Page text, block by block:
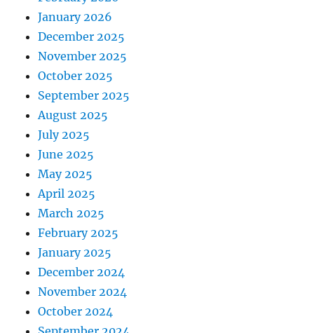
January 2026
December 2025
November 2025
October 2025
September 2025
August 2025
July 2025
June 2025
May 2025
April 2025
March 2025
February 2025
January 2025
December 2024
November 2024
October 2024